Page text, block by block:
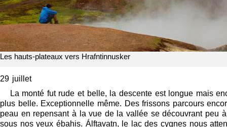
Les hauts-plateaux vers Hrafntinnusker
29 juillet
La monté fut rude et belle, la descente est longue mais
plus belle. Exceptionnelle même. Des frissons parcours
peau en repensant à la vue de la vallée se découvrant peu
sous nos yeux ébahis. Álftavatn, le lac des cygnes nous